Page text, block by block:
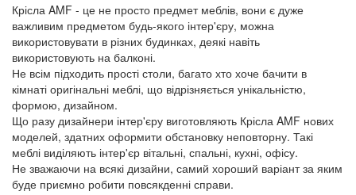
Крісла AMF - це не просто предмет меблів, вони є дуже
важливим предметом будь-якого інтер'єру, можна
використовувати в різних будинках, деякі навіть
використовують на балконі.
Не всім підходить прості столи, багато хто хоче бачити в
кімнаті оригінальні меблі, що відрізняється унікальністю,
формою, дизайном.
Що разу дизайнери інтер'єру виготовляють Крісла AMF нових
моделей, здатних оформити обстановку неповторну. Такі
меблі виділяють інтер'єр вітальні, спальні, кухні, офісу.
Не зважаючи на всякі дизайни, самий хороший варіант за яким
буде приємно робити повсякденні справи.